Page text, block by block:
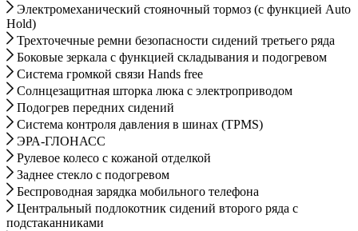
Электромеханический стояночный тормоз (с функцией Auto
Hold)
Трехточечные ремни безопасности сидений третьего ряда
Боковые зеркала с функцией складывания и подогревом
Система громкой связи Hands free
Солнцезащитная шторка люка с электроприводом
Подогрев передних сидений
Система контроля давления в шинах (TPMS)
ЭРА-ГЛОНАСС
Рулевое колесо с кожаной отделкой
Заднее стекло с подогревом
Беспроводная зарядка мобильного телефона
Центральный подлокотник сидений второго ряда с
подстаканниками